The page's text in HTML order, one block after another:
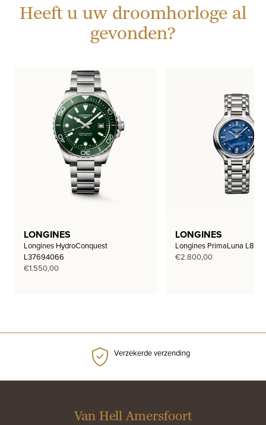
Heeft u uw droomhorloge al
gevonden?
LONGINES
Longines HydroConquest
L37694066
€1.550,00
LONGINES
Longines PrimaLuna
€2.800,00
Verzekerde verzending
Van Hell Amersfoort